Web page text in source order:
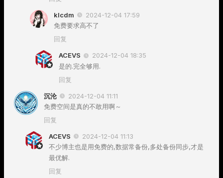
klcdm
2024-12-04 17:59
免费要求高不了
回复
ACEVS
2024-12-04 18:35
是的.完全够用.
回复
沉沦
2024-12-04 11:11
免费空间是真的不敢用啊～
回复
ACEVS
2024-12-04 11:13
不少博主也是用免费的,数据常备份,多处备份同步,才是
最优解.
回复